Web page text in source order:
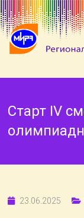
Старт IV
23.06.2025